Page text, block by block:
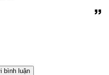
bình luận